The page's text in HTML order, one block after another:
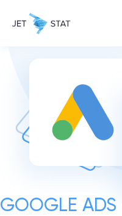
GOOGLE ADS